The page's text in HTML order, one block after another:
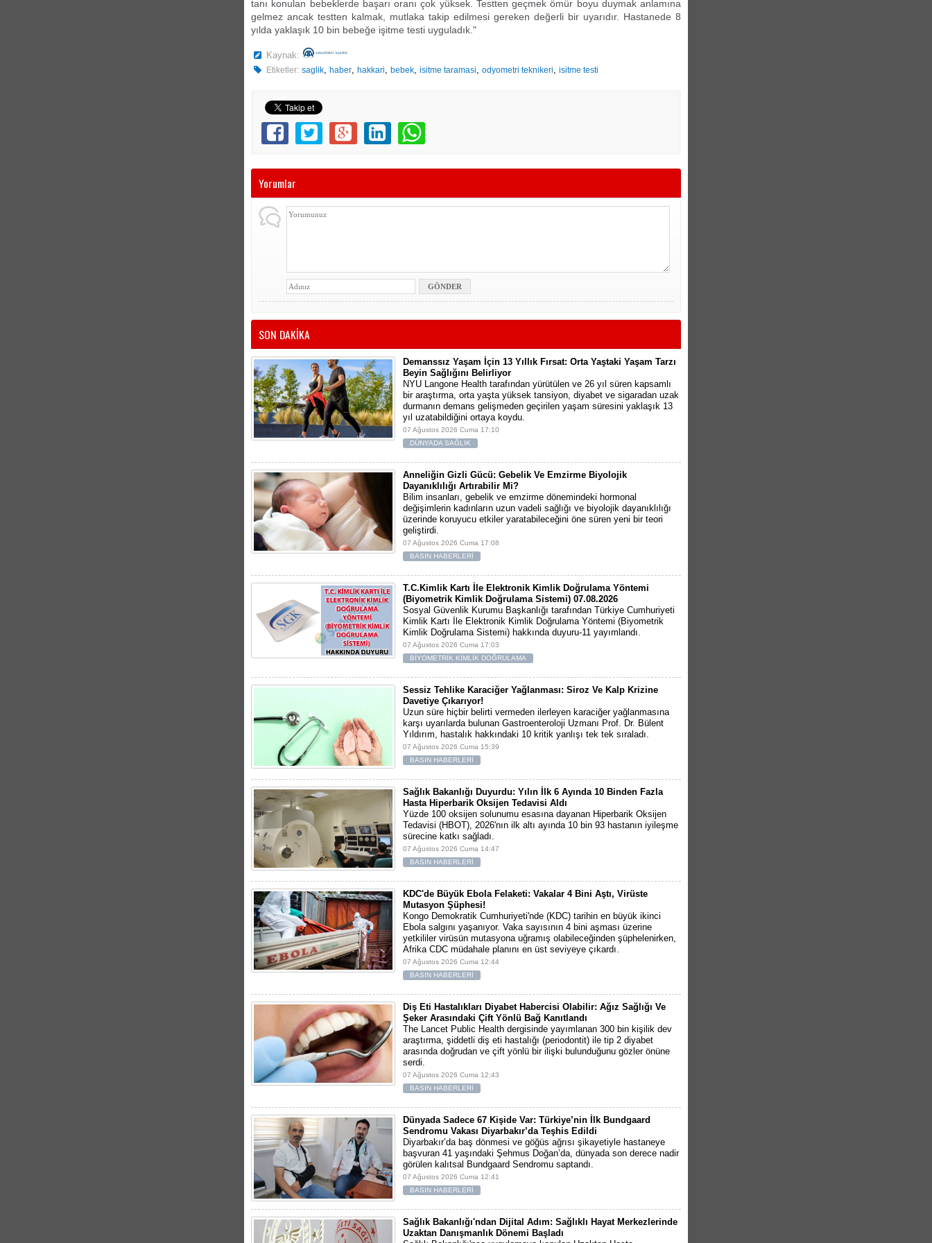
tanı konulan bebeklerde başarı oranı çok yüksek. Testten geçmek ömür boyu duymak anlamına
gelmez ancak testten kalmak, mutlaka takip edilmesi gereken değerli bir uyarıdır. Hastanede 8
yılda yaklaşık 10 bin bebeğe işitme testi uyguladık."
Kaynak:
Etiketler: saglik,haber,hakkari,bebek,isitme taramasi,odyometri teknikeri,isitme testi
Yorumlar
SON DAKİKA
Demanssız Yaşam İçin 13 Yıllık Fırsat: Orta Yaştaki Yaşam Tarzı
Beyin Sağlığını Belirliyor
NYU Langone Health tarafından yürütülen ve 26 yıl süren kapsamlı
bir araştırma, orta yaşta yüksek tansiyon, diyabet ve sigaradan uzak
durmanın demans gelişmeden geçirilen yaşam süresini yaklaşık 13
yıl uzatabildiğini ortaya koydu.
07 Ağustos 2026 Cuma 17:10
DÜNYADA SAĞLIK
Anneliğin Gizli Gücü: Gebelik Ve Emzirme Biyolojik
Dayanıklılığı Artırabilir Mi?
Bilim insanları, gebelik ve emzirme dönemindeki hormonal
değişimlerin kadınların uzun vadeli sağlığı ve biyolojik dayanıklılığı
üzerinde koruyucu etkiler yaratabileceğini öne süren yeni bir teori
geliştirdi.
07 Ağustos 2026 Cuma 17:08
BASIN HABERLERİ
T.C.Kimlik Kartı İle Elektronik Kimlik Doğrulama Yöntemi
(Biyometrik Kimlik Doğrulama Sistemi) 07.08.2026
Sosyal Güvenlik Kurumu Başkanlığı tarafından Türkiye Cumhuriyeti
Kimlik Kartı İle Elektronik Kimlik Doğrulama Yöntemi (Biyometrik
Kimlik Doğrulama Sistemi) hakkında duyuru-11 yayımlandı.
07 Ağustos 2026 Cuma 17:03
BİYOMETRİK KİMLİK DOĞRULAMA
Sessiz Tehlike Karaciğer Yağlanması: Siroz Ve Kalp Krizine
Davetiye Çıkarıyor!
Uzun süre hiçbir belirti vermeden ilerleyen karaciğer yağlanmasına
karşı uyarılarda bulunan Gastroenteroloji Uzmanı Prof. Dr. Bülent
Yıldırım, hastalık hakkındaki 10 kritik yanlışı tek tek sıraladı.
07 Ağustos 2026 Cuma 15:39
BASIN HABERLERİ
Sağlık Bakanlığı Duyurdu: Yılın İlk 6 Ayında 10 Binden Fazla
Hasta Hiperbarik Oksijen Tedavisi Aldı
Yüzde 100 oksijen solunumu esasına dayanan Hiperbarik Oksijen
Tedavisi (HBOT), 2026'nın ilk altı ayında 10 bin 93 hastanın iyileşme
sürecine katkı sağladı.
07 Ağustos 2026 Cuma 14:47
BASIN HABERLERİ
KDC'de Büyük Ebola Felaketi: Vakalar 4 Bini Aştı, Virüste
Mutasyon Şüphesi!
Kongo Demokratik Cumhuriyeti'nde (KDC) tarihin en büyük ikinci
Ebola salgını yaşanıyor. Vaka sayısının 4 bini aşması üzerine
yetkililer virüsün mutasyona uğramış olabileceğinden şüphelenirken,
Afrika CDC müdahale planını en üst seviyeye çıkardı.
07 Ağustos 2026 Cuma 12:44
BASIN HABERLERİ
Diş Eti Hastalıkları Diyabet Habercisi Olabilir: Ağız Sağlığı Ve
Şeker Arasındaki Çift Yönlü Bağ Kanıtlandı
The Lancet Public Health dergisinde yayımlanan 300 bin kişilik dev
araştırma, şiddetli diş eti hastalığı (periodontit) ile tip 2 diyabet
arasında doğrudan ve çift yönlü bir ilişki bulunduğunu gözler önüne
serdi.
07 Ağustos 2026 Cuma 12:43
BASIN HABERLERİ
Dünyada Sadece 67 Kişide Var: Türkiye’nin İlk Bundgaard
Sendromu Vakası Diyarbakır’da Teşhis Edildi
Diyarbakır’da baş dönmesi ve göğüs ağrısı şikayetiyle hastaneye
başvuran 41 yaşındaki Şehmus Doğan’da, dünyada son derece nadir
görülen kalıtsal Bundgaard Sendromu saptandı.
07 Ağustos 2026 Cuma 12:41
BASIN HABERLERİ
Sağlık Bakanlığı'ndan Dijital Adım: Sağlıklı Hayat Merkezlerinde
Uzaktan Danışmanlık Dönemi Başladı